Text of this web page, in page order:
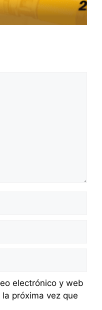
electrónico y web
próxima vez que